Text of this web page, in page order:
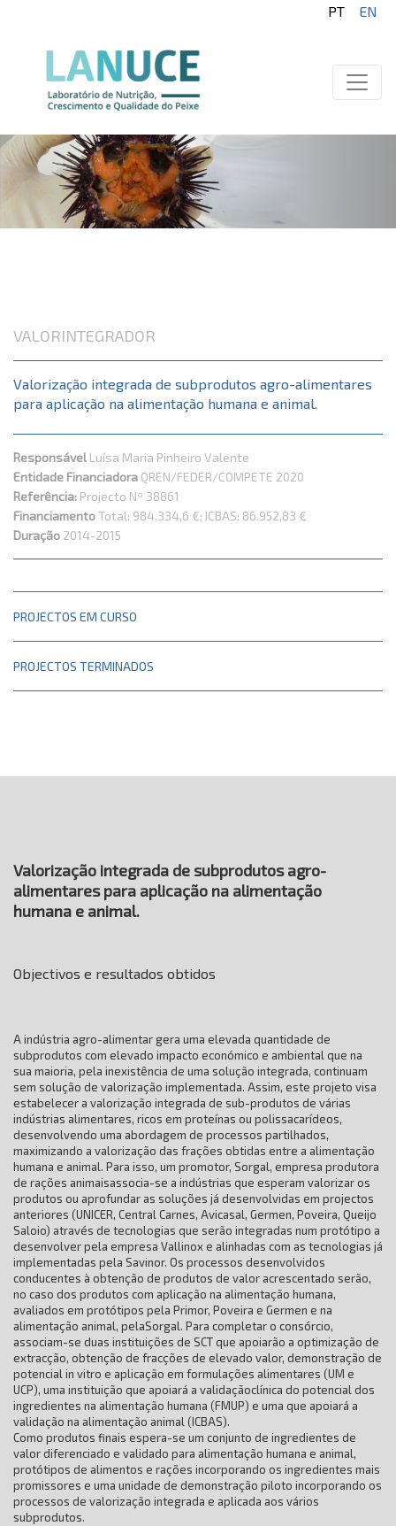
PT EN
VALORINTEGRADOR
Valorização integrada de subprodutos agro-alimentares
para aplicação na alimentação humana e animal.
Responsável Luísa Maria Pinheiro Valente
Entidade Financiadora QREN/FEDER/COMPETE 2020
Referência: Projecto Nº 38861
Financiamento Total: 984.334,6 €; ICBAS: 86.952,83 €
Duração 2014-2015
PROJECTOS EM CURSO
PROJECTOS TERMINADOS
Valorização integrada de subprodutos agro-
alimentares para aplicação na alimentação
humana e animal.
Objectivos e resultados obtidos
A indústria agro-alimentar gera uma elevada quantidade de
subprodutos com elevado impacto económico e ambiental que na
sua maioria, pela inexistência de uma solução integrada, continuam
sem solução de valorização implementada. Assim, este projeto visa
estabelecer a valorização integrada de sub-produtos de várias
indústrias alimentares, ricos em proteínas ou polissacarídeos,
desenvolvendo uma abordagem de processos partilhados,
maximizando a valorização das frações obtidas entre a alimentação
humana e animal. Para isso, um promotor, Sorgal, empresa produtora
de rações animaisassocia-se a indústrias que esperam valorizar os
produtos ou aprofundar as soluções já desenvolvidas em projectos
anteriores (UNICER, Central Carnes, Avicasal, Germen, Poveira, Queijo
Saloio) através de tecnologias que serão integradas num protótipo a
desenvolver pela empresa Vallinox e alinhadas com as tecnologias já
implementadas pela Savinor. Os processos desenvolvidos
conducentes à obtenção de produtos de valor acrescentado serão,
no caso dos produtos com aplicação na alimentação humana,
avaliados em protótipos pela Primor, Poveira e Germen e na
alimentação animal, pelaSorgal. Para completar o consórcio,
associam-se duas instituições de SCT que apoiarão a optimização de
extracção, obtenção de fracções de elevado valor, demonstração de
potencial in vitro e aplicação em formulações alimentares (UM e
UCP), uma instituição que apoiará a validaçãoclínica do potencial dos
ingredientes na alimentação humana (FMUP) e uma que apoiará a
validação na alimentação animal (ICBAS).
Como produtos finais espera-se um conjunto de ingredientes de
valor diferenciado e validado para alimentação humana e animal,
protótipos de alimentos e rações incorporando os ingredientes mais
promissores e uma unidade de demonstração piloto incorporando os
processos de valorização integrada e aplicada aos vários
subprodutos.